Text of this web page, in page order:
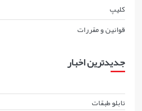
کليپ
قوانين و مقررات
جدیدترین اخبار
تابلو طبقات